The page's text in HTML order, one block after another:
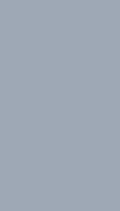
pełnych 6 dni słońca i
mogą być bardzo
odbywało się na
możliwość rezerwacji
który zapewnił
szkolenia. Zmagania
zawodami.